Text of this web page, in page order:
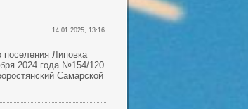
14.01.2025, 13:16
поселения Липовка
2024 года №154/120
Самарской